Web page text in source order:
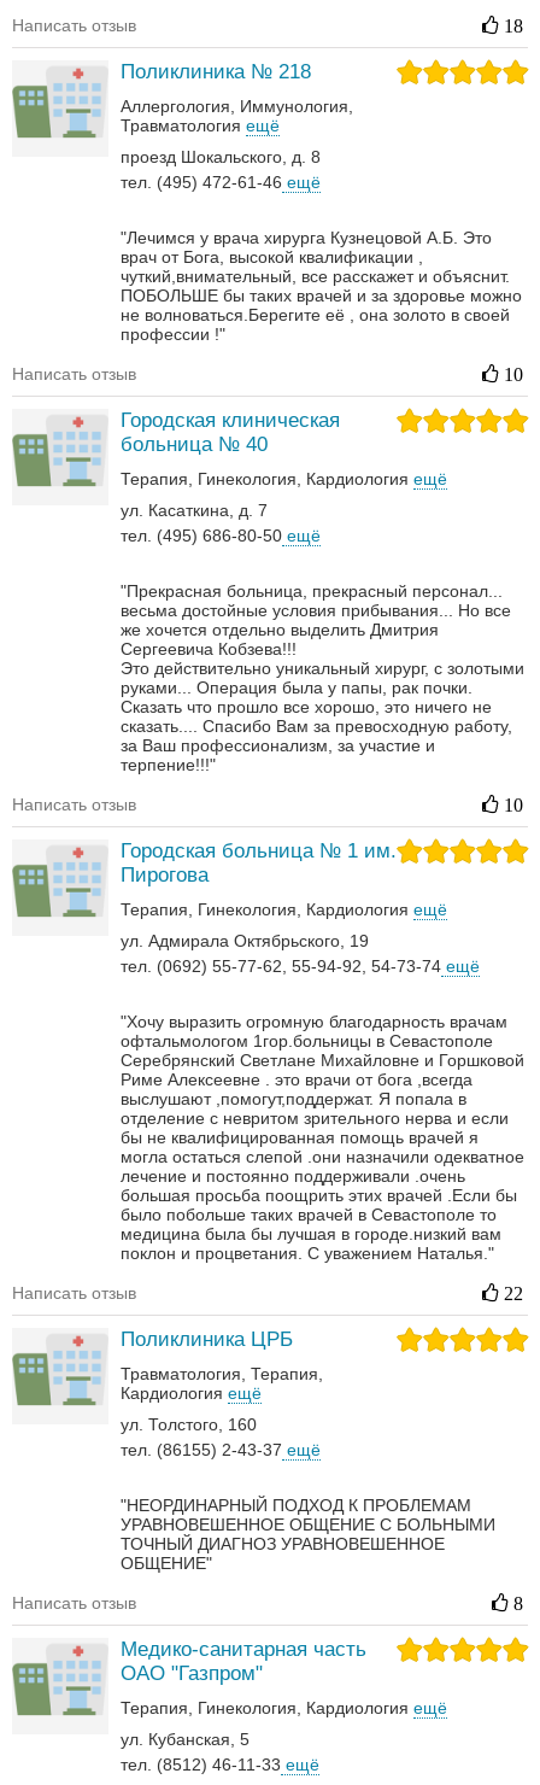
Написать отзыв 18
Поликлиника № 218
Аллергология
Иммунология
Травматология ещё
проезд Шокальского, д. 8
тел. (495) 472-61-46 ещё
"Лечимся у врача хирурга Кузнецовой А.Б. Это
врач от Бога, высокой квалификации ,
чуткий,внимательный, все расскажет и объяснит.
ПОБОЛЬШЕ бы таких врачей и за здоровье можно
не волноваться.Берегите её , она золото в своей
профессии !"
Написать отзыв 10
Городская клиническая
больница № 40
Терапия Гинекология Кардиология ещё
ул. Касаткина, д. 7
тел. (495) 686-80-50 ещё
"Прекрасная больница, прекрасный персонал...
весьма достойные условия прибывания... Но все
же хочется отдельно выделить Дмитрия
Сергеевича Кобзева!!!
Это действительно уникальный хирург, с золотыми
руками... Операция была у папы, рак почки.
Сказать что прошло все хорошо, это ничего не
сказать.... Спасибо Вам за превосходную работу,
за Ваш профессионализм, за участие и
терпение!!!"
Написать отзыв 10
Городская больница № 1 им.
Пирогова
Терапия Гинекология Кардиология ещё
ул. Адмирала Октябрьского, 19
тел. (0692) 55-77-62, 55-94-92, 54-73-74 ещё
"Хочу выразить огромную благодарность врачам
офтальмологом 1гор.больницы в Севастополе
Серебрянский Светлане Михайловне и Горшковой
Риме Алексеевне . это врачи от бога ,всегда
выслушают ,помогут,поддержат. Я попала в
отделение с невритом зрительного нерва и если
бы не квалифицированная помощь врачей я
могла остаться слепой .они назначили одекватное
лечение и постоянно поддерживали .очень
большая просьба поощрить этих врачей .Если бы
было побольше таких врачей в Севастополе то
медицина была бы лучшая в городе.низкий вам
поклон и процветания. С уважением Наталья."
Написать отзыв 22
Поликлиника ЦРБ
Травматология Терапия
Кардиология ещё
ул. Толстого, 160
тел. (86155) 2-43-37 ещё
"НЕОРДИНАРНЫЙ ПОДХОД К ПРОБЛЕМАМ
УРАВНОВЕШЕННОЕ ОБЩЕНИЕ С БОЛЬНЫМИ
ТОЧНЫЙ ДИАГНОЗ УРАВНОВЕШЕННОЕ
ОБЩЕНИЕ"
Написать отзыв 8
Медико-санитарная часть
ОАО "Газпром"
Терапия Гинекология Кардиология ещё
ул. Кубанская, 5
тел. (8512) 46-11-33 ещё